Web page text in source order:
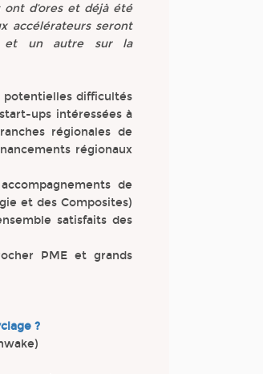
ont d’ores et déjà été
accélérateurs seront
et un autre sur la
potentielles difficultés
ups intéressées à
régionales de
régionaux
de
et des Composites)
satisfaits des
PME et grands
?